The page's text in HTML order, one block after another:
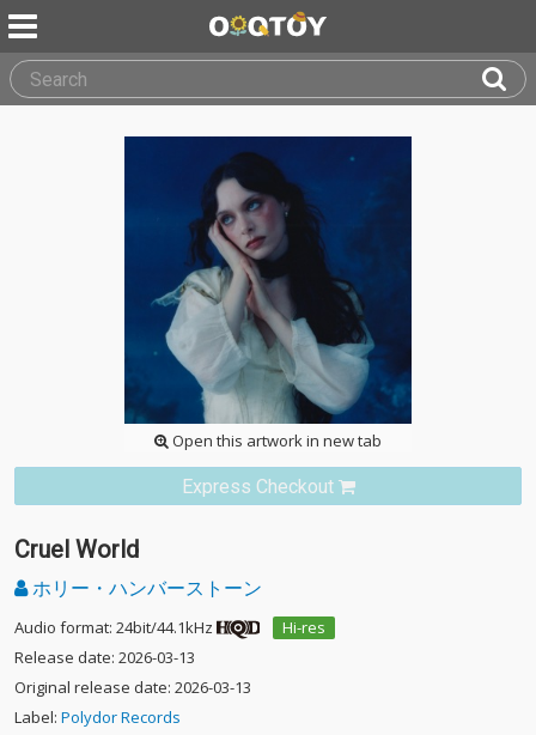
Open this artwork in new tab
Express Checkout
Cruel World
ホリー・ハンバーストーン
Audio format: 24bit/44.1kHz
Hi-res
Release date: 2026-03-13
Original release date: 2026-03-13
Label: Polydor Records